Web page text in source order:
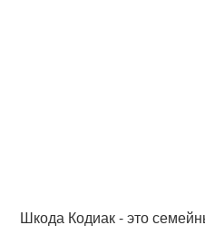
Шкода Кодиак - это